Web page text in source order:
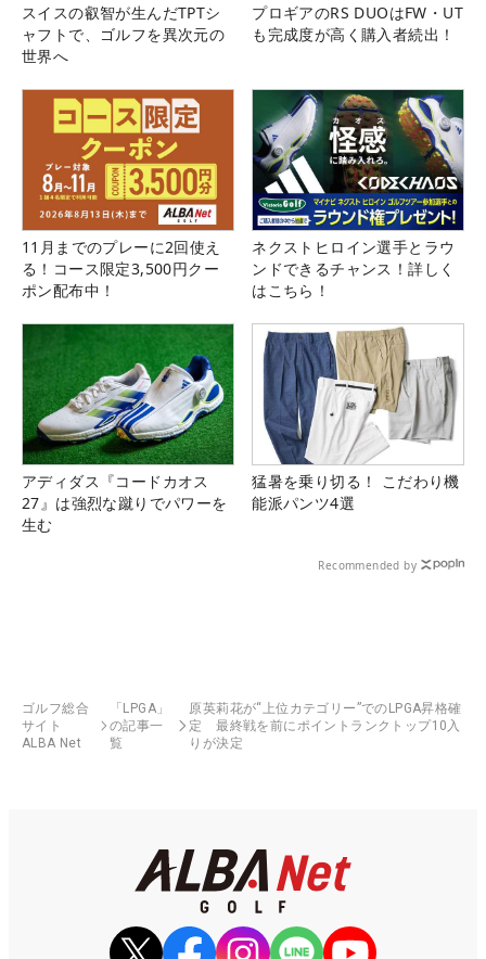
スイスの叡智が生んだTPTシ
ャフトで、ゴルフを異次元の
世界へ
プロギアのRS DUOはFW・UT
も完成度が高く購入者続出！
11月までのプレーに2回使え
る！コース限定3,500円クー
ポン配布中！
ネクストヒロイン選手とラウ
ンドできるチャンス！詳しく
はこちら！
アディダス『コードカオス
27』は強烈な蹴りでパワーを
生む
猛暑を乗り切る！ こだわり機
能派パンツ4選
Recommended by
ゴルフ総合
サイト
ALBA Net
「LPGA」
の記事一
覧
原英莉花が“上位カテゴリー”でのLPGA昇格確
定 最終戦を前にポイントランクトップ10入
りが決定